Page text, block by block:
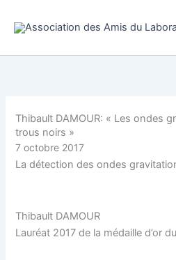
Thibault DAMOUR: « Les ondes
trous noirs »
7 octobre 2017
La détection des ondes
Thibault DAMOUR
Lauréat 2017 de la médaille d’or